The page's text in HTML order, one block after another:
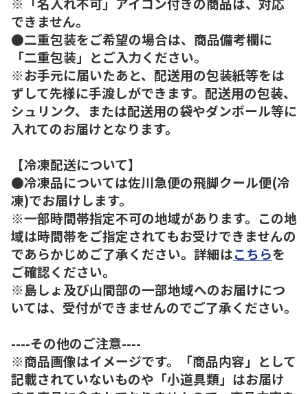
できません。
●二重包装をご希望の場合は、商品備考欄に
「二重包装」とご入力ください。
※お手元に届いたあと、配送用の包装紙等をは
ずして先様に手渡しができます。配送用の包装、
シュリンク、または配送用の袋やダンボール等に
入れてのお届けとなります。
【冷凍配送について】
●冷凍品については佐川急便の飛脚クール便(冷
凍)でお届けします。
※一部時間帯指定不可の地域があります。この地
域は時間帯をご指定されてもお受けできませんの
であらかじめご了承ください。詳細はこちらを
ご確認ください。
※島しょ及び山間部の一部地域へのお届けにつ
いては、受付ができませんのでご了承ください。
----その他のご注意----
※商品画像はイメージです。「商品内容」として
記載されていないものや「小道具類」はお届け